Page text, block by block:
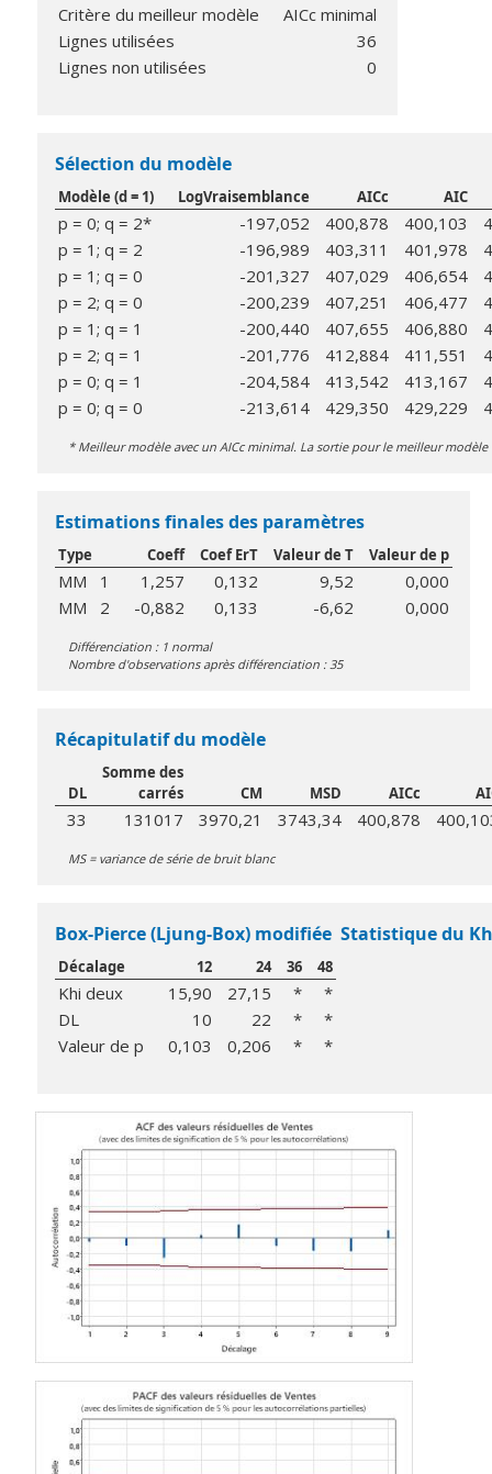
Critère du meilleur modèle
AICc minimal
Lignes utilisées
36
Lignes non utilisées
0
Sélection du modèle
Modèle (d = 1) LogVraisemblance AICc AIC
p = 0; q = 2* -197,052 400,878 400,103
p = 1; q = 2
-196,989 403,311 401,978
p = 1; q = 0
-201,327 407,029 406,654
p = 2; q = 0
-200,239 407,251 406,477
p = 1; q = 1
-200,440 407,655 406,880
p = 2; q = 1
-201,776 412,884 411,551
p = 0; q = 1
-204,584 413,542 413,167
p = 0; q = 0
-213,614 429,350 429,229
* Meilleur modèle avec un AICc minimal. La sortie pour le meilleur modèle
Estimations finales des paramètres
Type Coeff Coef ErT Valeur de T Valeur de p
MM 1 1,257 0,132 9,52
0,000
MM 2
-0,882 0,133 -6,62 0,000
Différenciation : 1 normal
Nombre d'observations après différenciation : 35
Récapitulatif du modèle
DL
Somme des
carrés
CM MSD AICc
33 131017 3970,21 3743,34 400,878
MS = variance de série de bruit blanc
Box-Pierce (Ljung-Box) modifiée Statistique du
Décalage 12 24 36 48
Khi deux 15,90 27,15 *
*
DL
10 22 *
*
Valeur de p
0,103 0,206 * *